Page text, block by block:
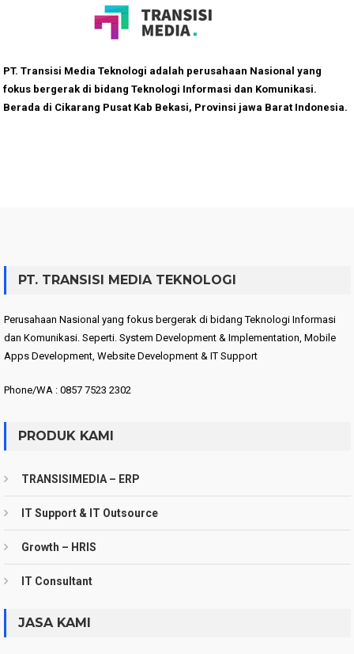
PT. Transisi Media Teknologi adalah perusahaan Nasional yang
fokus bergerak di bidang Teknologi Informasi dan Komunikasi.
Berada di Cikarang Pusat Kab Bekasi, Provinsi jawa Barat Indonesia.
PT. TRANSISI MEDIA TEKNOLOGI
Perusahaan Nasional yang fokus bergerak di bidang Teknologi Informasi
dan Komunikasi. Seperti. System Development & Implementation, Mobile
Apps Development, Website Development & IT Support
Phone/WA : 0857 7523 2302
PRODUK KAMI
TRANSISIMEDIA – ERP
IT Support & IT Outsource
Growth – HRIS
IT Consultant
JASA KAMI